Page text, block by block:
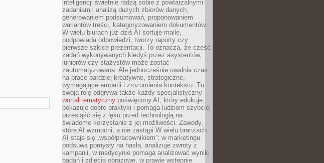
inteligencji świetnie radzą sobie z powtarzalnymi
zadaniami: analizą dużych zbiorów danych,
generowaniem podsumowań, proponowaniem
wariantów treści, kategoryzowaniem dokumentów.
W wielu biurach już dziś AI sortuje maile,
podpowiada odpowiedzi, tworzy raporty czy
pierwsze szkice prezentacji. To oznacza, że część
zadań wykonywanych kiedyś przez asystentów,
juniorów czy stażystów może zostać
zautomatyzowana. Ale jednocześnie uwalnia czas
na prace bardziej kreatywne, strategiczne,
wymagające empatii i zrozumienia kontekstu. Tu
swoją rolę odgrywa także każdy specjalistyczny
wortal tematyczny poświęcony AI, który edukuje,
pokazuje dobre praktyki i pomaga ludziom szybciej
przesiąść się z lęku przed technologią na
świadome korzystanie z jej możliwości. Zawody,
które AI wzmocni, a nie zastąpi W wielu branżach
AI staje się „współpracownikiem”: w marketingu
podsuwa pomysły na hasła, analizuje zwroty z
kampanii, w medycynie pomaga analizować wyniki
badań i zdjęcia obrazowe, w prawie wstępnie